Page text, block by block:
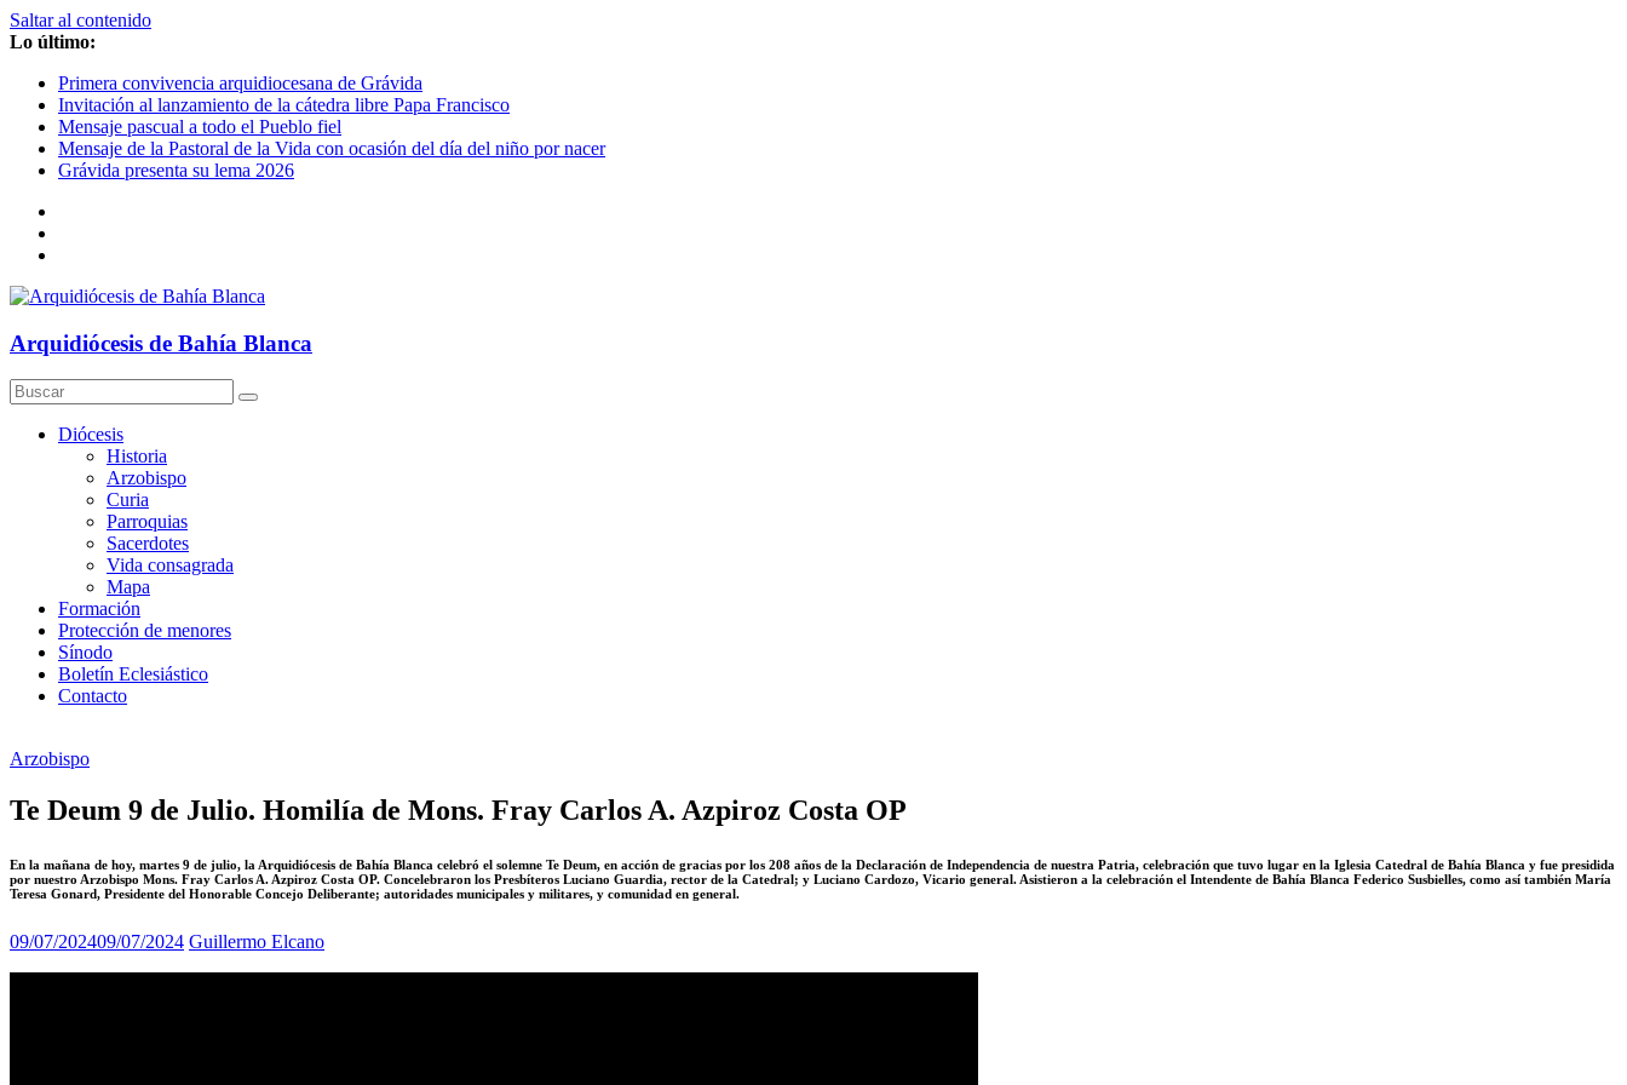
Saltar al contenido
Lo último:
Primera convivencia arquidiocesana de Grávida
Invitación al lanzamiento de la cátedra libre Papa Francisco
Mensaje pascual a todo el Pueblo fiel
Mensaje de la Pastoral de la Vida con ocasión del día del niño por nacer
Grávida presenta su lema 2026
Arquidiócesis de Bahía Blanca
Diócesis
Historia
Arzobispo
Curia
Parroquias
Sacerdotes
Vida consagrada
Mapa
Formación
Protección de menores
Sínodo
Boletín Eclesiástico
Contacto
Arzobispo
Te Deum 9 de Julio. Homilía de Mons. Fray Carlos A. Azpiroz Costa OP
En la mañana de hoy, martes 9 de julio, la Arquidiócesis de Bahía Blanca celebró el solemne Te Deum, en acción de gracias por los 208 años de la Declaración de Independencia de nuestra Patria, celebración que tuvo lugar en la Iglesia Catedral de Bahía Blanca y fue presidida
por nuestro Arzobispo Mons. Fray Carlos A. Azpiroz Costa OP. Concelebraron los Presbíteros Luciano Guardia, rector de la Catedral; y Luciano Cardozo, Vicario general. Asistieron a la celebración el Intendente de Bahía Blanca Federico Susbielles, como así también María
Teresa Gonard, Presidente del Honorable Concejo Deliberante; autoridades municipales y militares, y comunidad en general.
09/07/202409/07/2024 Guillermo Elcano